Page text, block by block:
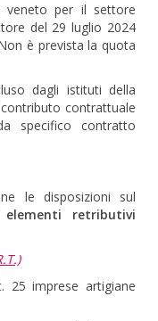
veneto per il settore
del 29 luglio 2024
è prevista la quota
dagli istituti della
contrattuale
specifico contratto
le disposizioni sul
elementi retributivi
25 imprese artigiane